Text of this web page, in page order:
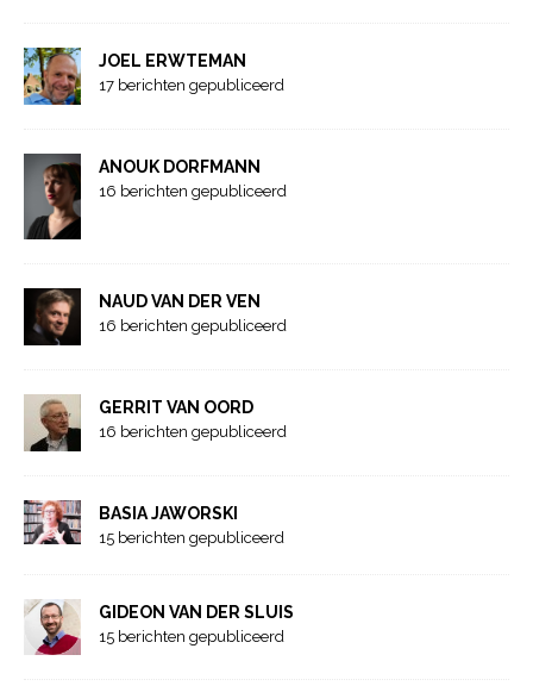
JOEL ERWTEMAN
17 berichten gepubliceerd
ANOUK DORFMANN
16 berichten gepubliceerd
NAUD VAN DER VEN
16 berichten gepubliceerd
GERRIT VAN OORD
16 berichten gepubliceerd
BASIA JAWORSKI
15 berichten gepubliceerd
GIDEON VAN DER SLUIS
15 berichten gepubliceerd